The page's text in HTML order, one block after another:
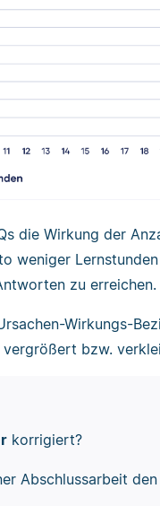
die Wirkung der
weniger
zu erreichen.
Wirkungs-
vergrößert bzw.
korrigiert?
Abschlussarbeit